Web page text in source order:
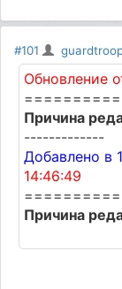
#101
Обновление
Причина
-------------
Добавлено в
14:46:49
Причина